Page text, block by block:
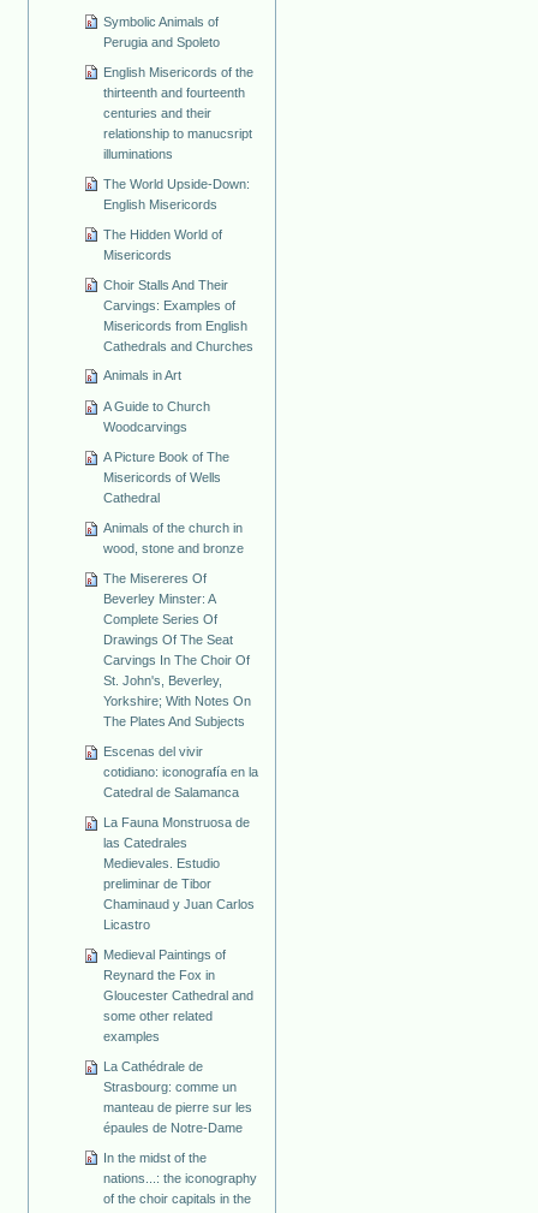
Symbolic Animals of
Perugia and Spoleto
English Misericords of the
thirteenth and fourteenth
centuries and their
relationship to manucsript
illuminations
The World Upside-Down:
English Misericords
The Hidden World of
Misericords
Choir Stalls And Their
Carvings: Examples of
Misericords from English
Cathedrals and Churches
Animals in Art
A Guide to Church
Woodcarvings
A Picture Book of The
Misericords of Wells
Cathedral
Animals of the church in
wood, stone and bronze
The Misereres Of
Beverley Minster: A
Complete Series Of
Drawings Of The Seat
Carvings In The Choir Of
St. John's, Beverley,
Yorkshire; With Notes On
The Plates And Subjects
Escenas del vivir
cotidiano: iconografía en la
Catedral de Salamanca
La Fauna Monstruosa de
las Catedrales
Medievales. Estudio
preliminar de Tibor
Chaminaud y Juan Carlos
Licastro
Medieval Paintings of
Reynard the Fox in
Gloucester Cathedral and
some other related
examples
La Cathédrale de
Strasbourg: comme un
manteau de pierre sur les
épaules de Notre-Dame
In the midst of the
nations...: the iconography
of the choir capitals in the